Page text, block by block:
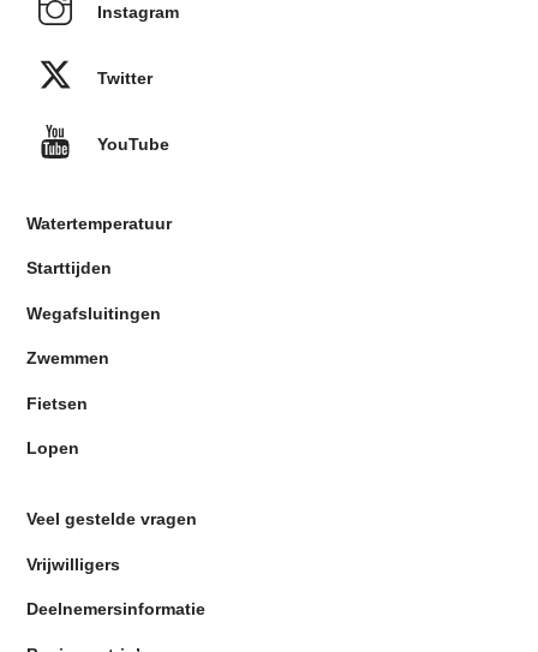
Instagram
Twitter
YouTube
Watertemperatuur
Starttijden
Wegafsluitingen
Zwemmen
Fietsen
Lopen
Veel gestelde vragen
Vrijwilligers
Deelnemersinformatie